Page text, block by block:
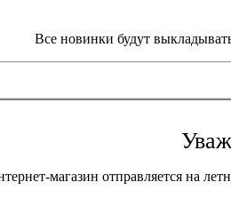
Все новинки будут
магазин отправляется на